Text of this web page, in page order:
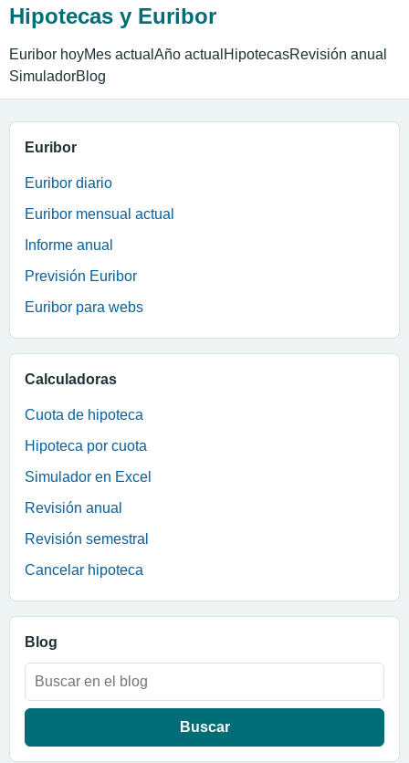
Hipotecas y Euribor
Euribor hoyMes actual Año actual HipotecasRevisión anual
SimuladorBlog
Euribor
Euribor diario
Euribor mensual actual
Informe anual
Previsión Euribor
Euribor para webs
Calculadoras
Cuota de hipoteca
Hipoteca por cuota
Simulador en Excel
Revisión anual
Revisión semestral
Cancelar hipoteca
Blog
Buscar: